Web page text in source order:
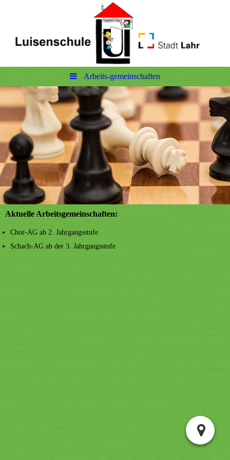
Arbeits-gemeinschaften
Aktuelle Arbeitsgemeinschaften:
Chor-AG ab 2. Jahrgangsstufe
Schach-AG ab der 3. Jahrgangsstufe